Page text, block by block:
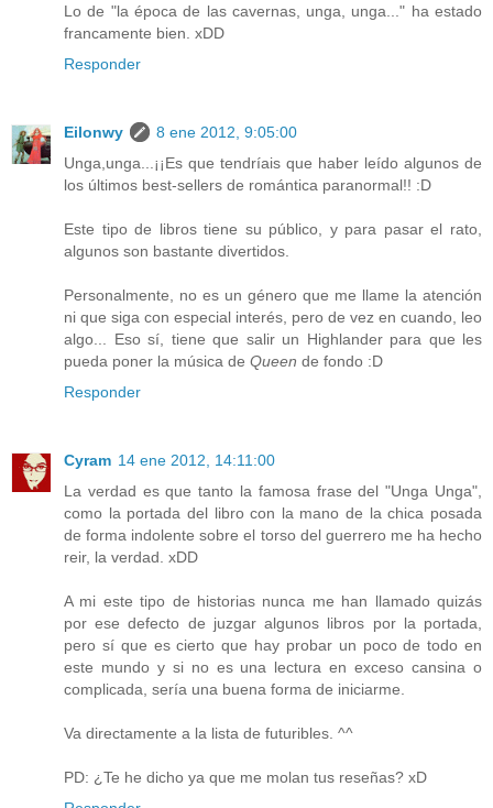
Lo de "la época de las cavernas, unga, unga..." ha estado
francamente bien. xDD
Responder
Eilonwy
8 ene 2012, 9:05:00
Unga,unga...¡¡Es que tendríais que haber leído algunos de
los últimos best-sellers de romántica paranormal!! :D
Este tipo de libros tiene su público, y para pasar el rato,
algunos son bastante divertidos.
Personalmente, no es un género que me llame la atención
ni que siga con especial interés, pero de vez en cuando, leo
algo... Eso sí, tiene que salir un Highlander para que les
pueda poner la música de Queen de fondo :D
Responder
Cyram 14 ene 2012, 14:11:00
La verdad es que tanto la famosa frase del "Unga Unga",
como la portada del libro con la mano de la chica posada
de forma indolente sobre el torso del guerrero me ha hecho
reir, la verdad. xDD
A mi este tipo de historias nunca me han llamado quizás
por ese defecto de juzgar algunos libros por la portada,
pero sí que es cierto que hay probar un poco de todo en
este mundo y si no es una lectura en exceso cansina o
complicada, sería una buena forma de iniciarme.
Va directamente a la lista de futuribles. ^^
PD: ¿Te he dicho ya que me molan tus reseñas? xD